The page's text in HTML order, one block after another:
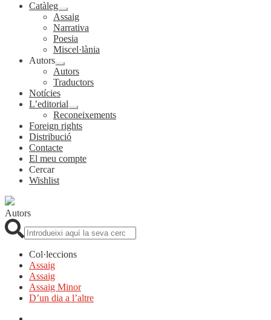
Catàleg
Expandeix
el
menú
secundari
Assaig
Narrativa
Poesia
Miscel·lània
Autors
Expandeix
el
menú
secundari
Autors
Traductors
Notícies
L’editorial
Expandeix
el
menú
Reconeixements
Foreign rights
Distribució
Contacte
El meu compte
Cercar
Wishlist
Autors
Col·leccions
Assaig
Assaig
Assaig Minor
D’un dia a l’altre